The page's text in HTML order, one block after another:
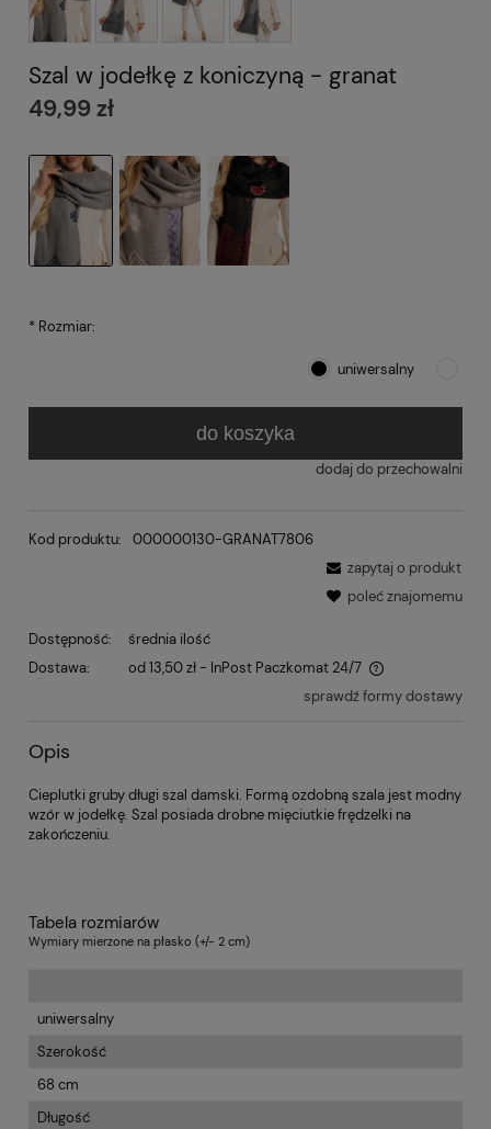
Szal w jodełkę z koniczyną - granat
49,99 zł
* Rozmiar:
uniwersalny
do koszyka
dodaj do przechowalni
Kod produktu:
000000130-GRANAT7806
zapytaj o produkt
poleć znajomemu
Dostępność:
średnia ilość
Dostawa:
od 13,50 zł - InPost Paczkomat 24/7
sprawdź formy dostawy
Opis
Cieplutki gruby długi szal damski. Formą ozdobną szala jest modny
wzór w jodełkę. Szal posiada drobne mięciutkie frędzelki na
zakończeniu.
Tabela rozmiarów
Wymiary mierzone na płasko (+/- 2 cm)
uniwersalny
Szerokość
68 cm
Długość